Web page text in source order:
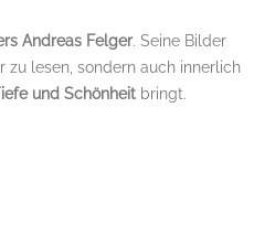
Andreas Felger. Seine Bilder
zu lesen, sondern auch innerlich
und Schönheit bringt.